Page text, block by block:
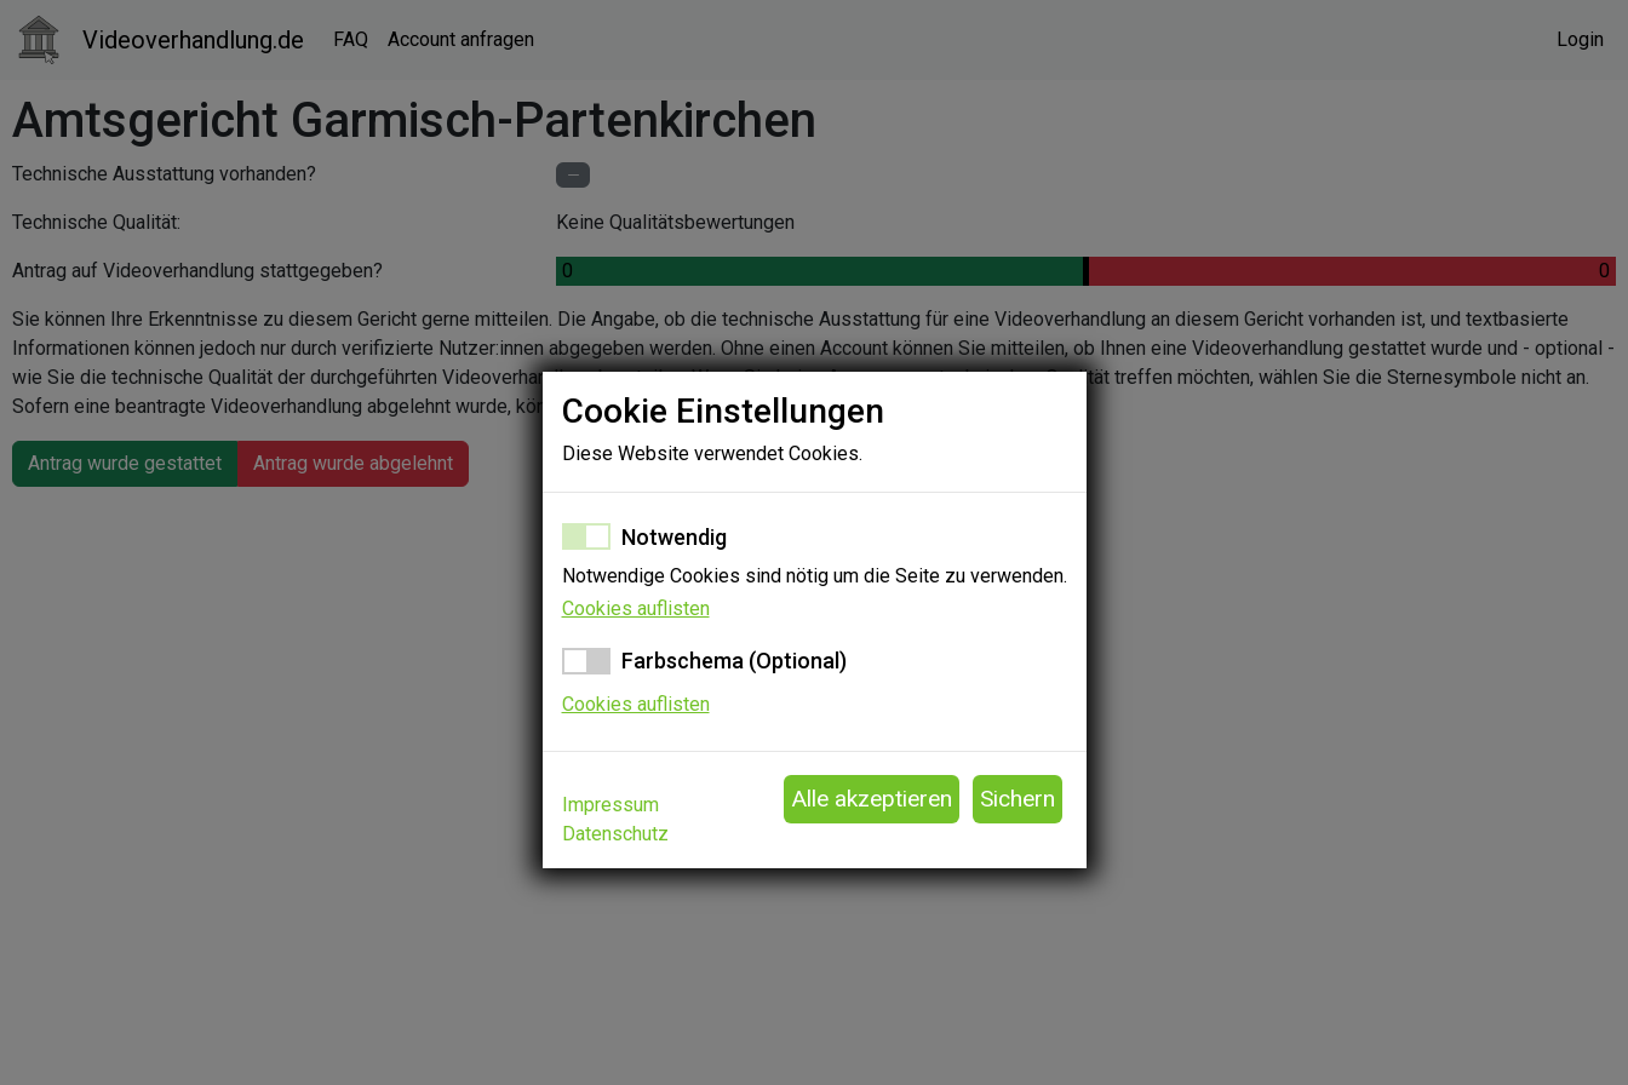
Videoverhandlung.de FAQ Account anfragen Login
Amtsgericht Garmisch-Partenkirchen
Technische Ausstattung vorhanden?
Technische Qualität: Keine Qualitätsbewertungen
Antrag auf Videoverhandlung stattgegeben? 0 0
Sie können Ihre Erkenntnisse zu diesem Gericht gerne mitteilen. Die Angabe, ob die technische Ausstattung für eine Videoverhandlung an diesem Gericht vorhanden ist, und textbasierte
Informationen können jedoch nur durch verifizierte Nutzer:innen abgegeben werden. Ohne einen Account können Sie mitteilen, ob Ihnen eine Videoverhandlung gestattet wurde und - optional -
wie Sie die technische Qualität der durchgeführten Videoverhandlung beurteilen. Wenn Sie keine Aussage zur technischen Qualität treffen möchten, wählen Sie die Sternesymbole nicht an.
Sofern eine beantragte Videoverhandlung abgelehnt wurde, können Sie die Gründe in einer Folgeabfrage angeben.
Antrag wurde gestattet Antrag wurde abgelehnt
Cookie Einstellungen
Diese Website verwendet Cookies.
Notwendig
Notwendige Cookies sind nötig um die Seite zu verwenden.
Cookies auflisten
Farbschema (Optional)
Cookies auflisten
Impressum
Datenschutz